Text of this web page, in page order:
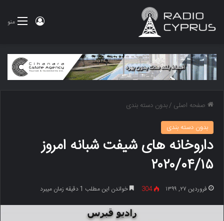
منو ورود
صفحه اصلی /بدون دسته بندی
بدون دسته بندی
داروخانه های شیفت شبانه امروز
۲۰۲۰/۰۴/۱۵
فروردین ۲۷, ۱۳۹۹ 304 خواندن این مطلب 1 دقیقه زمان میبرد